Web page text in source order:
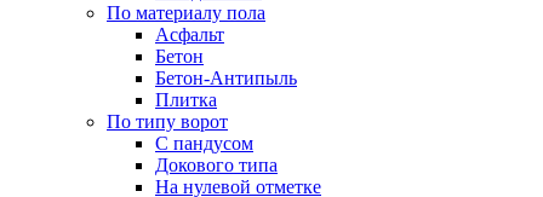
По материалу пола
Асфальт
Бетон
Бетон-Антипыль
Плитка
По типу ворот
С пандусом
Докового типа
На нулевой отметке